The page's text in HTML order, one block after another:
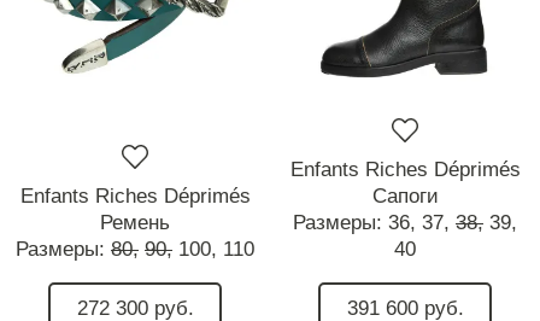
Enfants Riches Déprimés
Ремень
Размеры: 80, 90, 100, 110
272 300 руб.
Enfants Riches Déprimés
Сапоги
Размеры: 36, 37, 38, 39,
40
391 600 руб.